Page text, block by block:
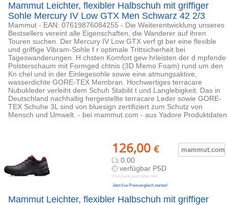
Mammut Leichter, flexibler Halbschuh mit griffiger
Sohle Mercury IV Low GTX Men Schwarz 42 2/3
Mammut - EAN: 07619876084255 - Die Weiterentwicklung unseres
Bestsellers vereint alle Eigenschaften, die Wanderer auf ihren
Touren suchen. Der Mercury IV Low GTX verf gt ber eine flexible
und griffige Vibram-Sohle f r optimale Trittsicherheit bei
Tageswanderungen. H chsten Komfort gew hrleisten der d mpfende
Polsterschaum mit Formged chtnis (3D Memo Foam) rund um den
Kn chel und in der Einlegesohle sowie eine atmungsaktive,
wasserdichte GORE-TEX Membran. Hochwertiges terracare
Nubukleder verleiht dem Schuh Stabilit t und Langlebigkeit. Das in
Deutschland nachhaltig hergestellte terracare Leder sowie GORE-
TEX Schuhe 3L sind von bluesign zertifiziert zum Schutz von
Mensch und Umwelt. - bei mammut.com - aus Yadore Produktdaten
mammut.com
126,00 €
0.00
verfügbar P5D
Preis kann jetzt höher sein
Jetzt live Preisvergleich starten!
Mammut Leichter, flexibler Halbschuh mit griffiger